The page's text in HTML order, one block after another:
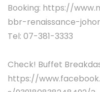
Booking: https://
bbr-renaissance-
Tel: 07-381-3333
Check! Buffet
https://